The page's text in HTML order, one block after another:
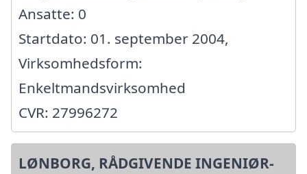
Ansatte: 0
Startdato: 01. september 2004,
Virksomhedsform:
Enkeltmandsvirksomhed
CVR: 27996272
LØNBORG, RÅDGIVENDE INGENIØR-